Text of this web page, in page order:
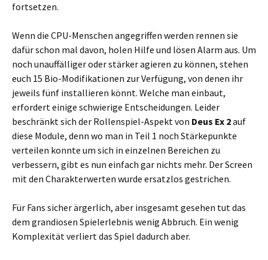
fortsetzen.
Wenn die CPU-Menschen angegriffen werden rennen sie
dafür schon mal davon, holen Hilfe und lösen Alarm aus. Um
noch unauffälliger oder stärker agieren zu können, stehen
euch 15 Bio-Modifikationen zur Verfügung, von denen ihr
jeweils fünf installieren könnt. Welche man einbaut,
erfordert einige schwierige Entscheidungen. Leider
beschränkt sich der Rollenspiel-Aspekt von Deus Ex 2auf
diese Module, denn wo man in Teil 1 noch Stärkepunkte
verteilen konnte um sich in einzelnen Bereichen zu
verbessern, gibt es nun einfach gar nichts mehr. Der Screen
mit den Charakterwerten wurde ersatzlos gestrichen.
Für Fans sicher ärgerlich, aber insgesamt gesehen tut das
dem grandiosen Spielerlebnis wenig Abbruch. Ein wenig
Komplexität verliert das Spiel dadurch aber.